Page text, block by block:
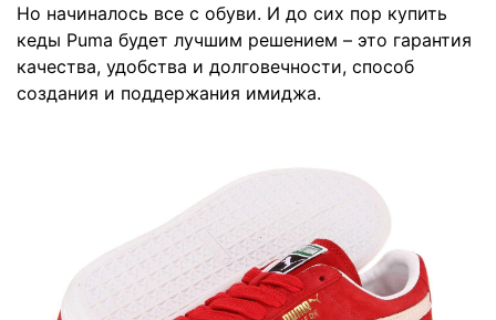
Но начиналось все с обуви. И до сих пор купить
кеды Puma будет лучшим решением – это гарантия
качества, удобства и долговечности, способ
создания и поддержания имиджа.